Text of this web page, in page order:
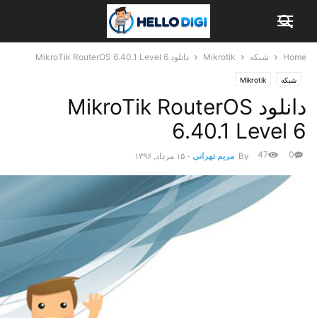
Home شبکه Mikrotik دانلود MikroTik RouterOS 6.40.1 Level 6
شبکه Mikrotik
دانلود MikroTik RouterOS
6.40.1 Level 6
By مریم تهرانی - ۱۵ مرداد, ۱۳۹۶ 0
47